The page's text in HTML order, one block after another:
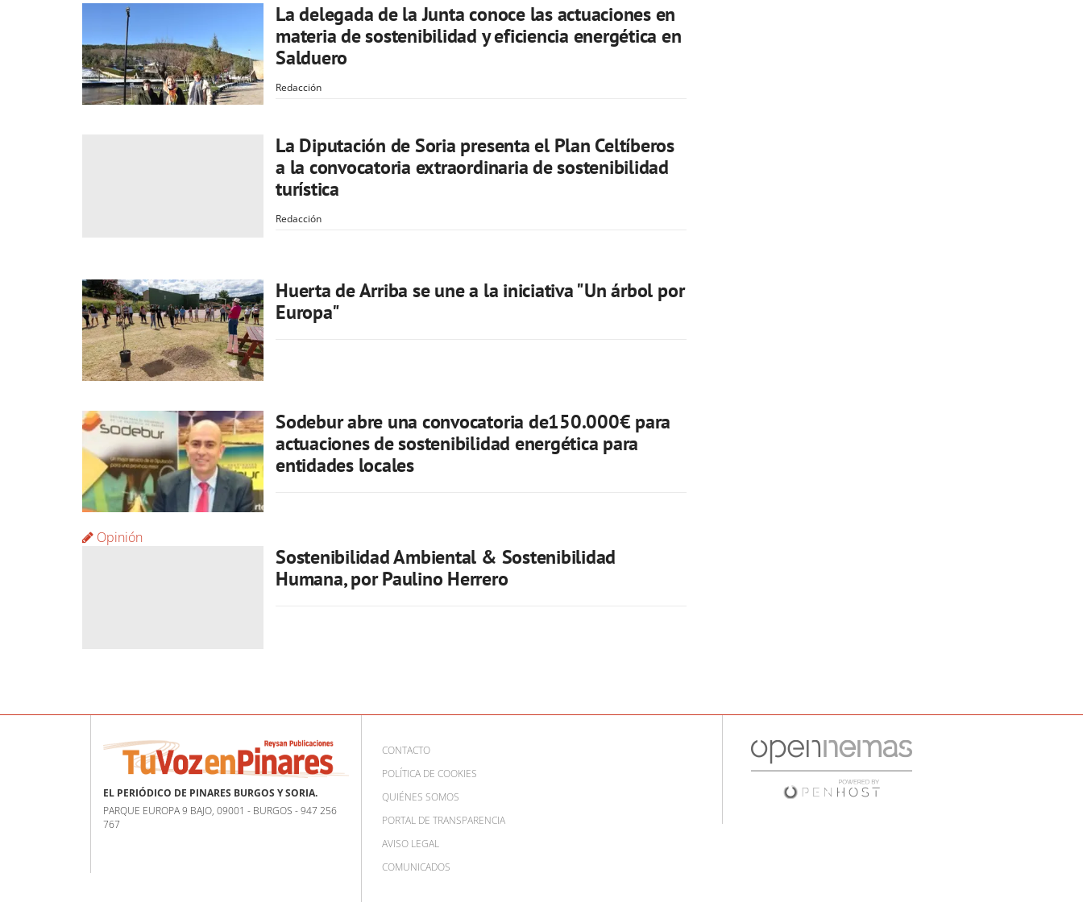
La delegada de la Junta conoce las actuaciones en
materia de sostenibilidad y eficiencia energética en
Salduero
Redacción
La Diputación de Soria presenta el Plan Celtíberos
a la convocatoria extraordinaria de sostenibilidad
turística
Redacción
Huerta de Arriba se une a la iniciativa "Un árbol por
Europa"
Sodebur abre una convocatoria de150.000€ para
actuaciones de sostenibilidad energética para
entidades locales
Opinión
Sostenibilidad Ambiental & Sostenibilidad
Humana, por Paulino Herrero
EL PERIÓDICO DE PINARES BURGOS Y SORIA.
PARQUE EUROPA 9 BAJO, 09001 - BURGOS - 947 256
767
CONTACTO
POLÍTICA DE COOKIES
QUIÉNES SOMOS
PORTAL DE TRANSPARENCIA
AVISO LEGAL
COMUNICADOS